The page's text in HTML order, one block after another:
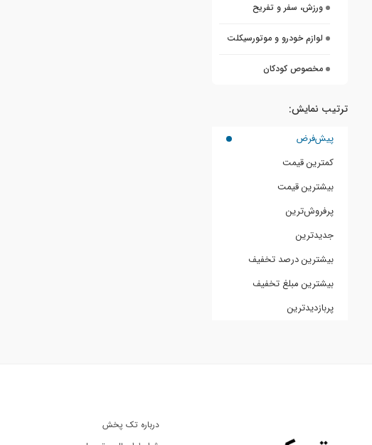
ورزش، سفر و تفریح
لوازم خودرو و موتورسیکلت
مخصوص کودکان
ترتیب نمایش:
پیش‌فرض
کمترین قیمت
بیشترین قیمت
پرفروش‌ترین
جدیدترین
بیشترین درصد تخفیف
بیشترین مبلغ تخفیف
پربازدیدترین
درباره تک پخش